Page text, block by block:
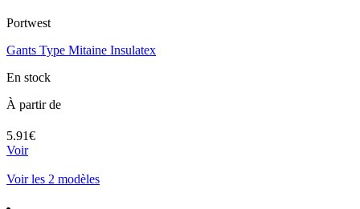
Portwest
Gants Type Mitaine Insulatex
En stock
À partir de
5.91€
Voir
Voir les 2 modèles